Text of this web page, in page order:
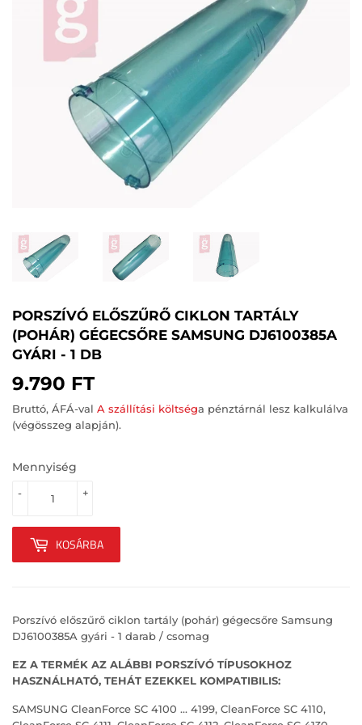
PORSZÍVÓ ELŐSZŰRŐ CIKLON TARTÁLY
(POHÁR) GÉGECSŐRE SAMSUNG DJ6100385A
GYÁRI - 1 DB
9.790 FT9.790
FT
Bruttó, ÁFÁ-val A szállítási költséga pénztárnál lesz kalkulálva
(végösszeg alapján).
Mennyiség
+
-
KOSÁRBA
Porszívó előszűrő ciklon tartály (pohár) gégecsőre Samsung
DJ6100385A gyári - 1 darab / csomag
EZ A TERMÉK AZ ALÁBBI PORSZÍVÓ TÍPUSOKHOZ
HASZNÁLHATÓ, TEHÁT EZEKKEL KOMPATIBILIS:
SAMSUNG CleanForce SC 4100 ... 4199, CleanForce SC 4110,